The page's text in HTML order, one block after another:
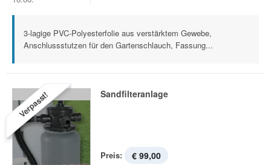
3-lagige PVC-Polyesterfolie aus verstärktem Gewebe,
Anschlussstutzen für den Gartenschlauch, Fassung...
Verpasst! Sandfilteranlage
Preis: € 99,00